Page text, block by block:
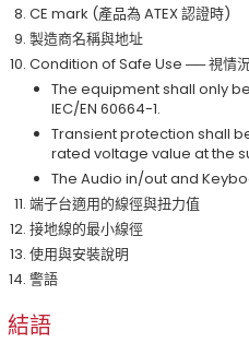
CE mark (產品為 ATEX 認證時)
製造商名稱與地址
Condition of Safe Use ── 視情況
The equipment shall only
IEC/EN 60664-1.
Transient protection shall
rated voltage value at the
The Audio in/out and
端子台適用的線徑與扭力值
接地線的最小線徑
使用與安裝說明
警語
結語